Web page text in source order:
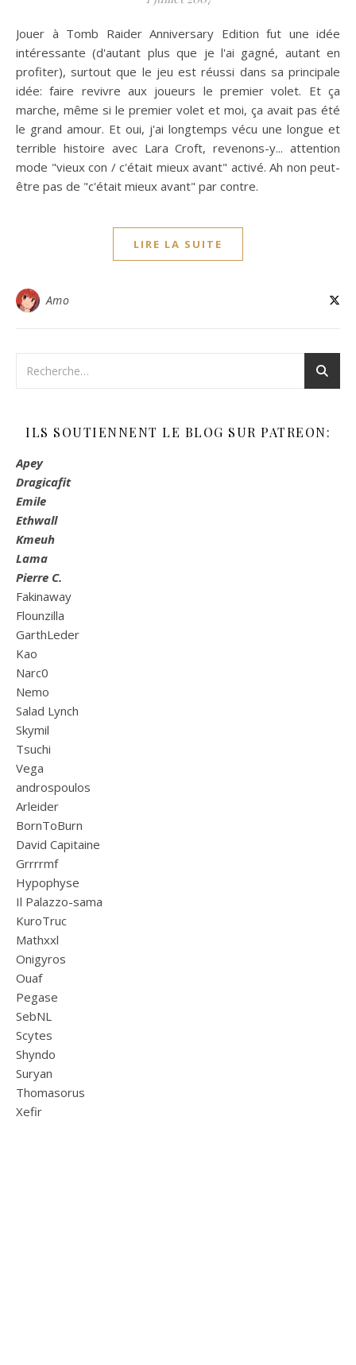
Jouer à Tomb Raider Anniversary Edition fut une idée
intéressante (d'autant plus que je l'ai gagné, autant en
profiter), surtout que le jeu est réussi dans sa principale
idée: faire revivre aux joueurs le premier volet. Et ça
marche, même si le premier volet et moi, ça avait pas été
le grand amour. Et oui, j'ai longtemps vécu une longue et
terrible histoire avec Lara Croft, revenons-y... attention
mode "vieux con / c'était mieux avant" activé. Ah non peut-
être pas de "c'était mieux avant" par contre.
LIRE LA SUITE
Amo
ILS SOUTIENNENT LE BLOG SUR PATREON:
Apey
Dragicafit
Emile
Ethwall
Kmeuh
Lama
Pierre C.
Fakinaway
Flounzilla
GarthLeder
Kao
Narc0
Nemo
Salad Lynch
Skymil
Tsuchi
Vega
androspoulos
Arleider
BornToBurn
David Capitaine
Grrrrmf
Hypophyse
Il Palazzo-sama
KuroTruc
Mathxxl
Onigyros
Ouaf
Pegase
SebNL
Scytes
Shyndo
Suryan
Thomasorus
Xefir